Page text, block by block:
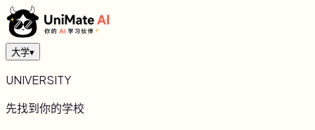
大学▾
UNIVERSITY
先找到你的学校